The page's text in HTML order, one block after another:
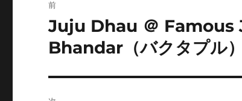
稿
ナ
ゲ
前
前
の
投
稿:
Juju Dhau ＠ Famous
Bhandar（バクタプル）